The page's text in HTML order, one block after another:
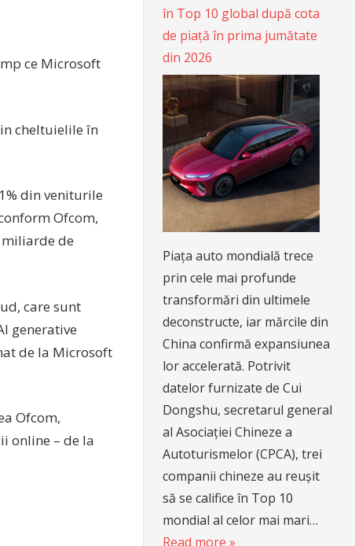
ce Microsoft
cheltuielile în
din veniturile
Ofcom,
miliarde de
care sunt
generative
de la Microsoft
Ofcom,
online – de la
în Top 10 global după cota
de piață în prima jumătate
din 2026
Piața auto mondială trece
prin cele mai profunde
transformări din ultimele
deconstructe, iar mărcile din
China confirmă expansiunea
lor accelerată. Potrivit
datelor furnizate de Cui
Dongshu, secretarul general
al Asociației Chineze a
Autoturismelor (CPCA), trei
companii chineze au reușit
să se califice în Top 10
mondial al celor mai mari…
Read more »